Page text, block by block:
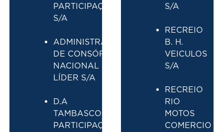
PARTICIPAÇÕES
S/A
ADMINISTRADORA
DE CONSÓRCIO
NACIONAL
LÍDER S/A
D.A
TAMBASCO
PARTICIPAÇÕES
S/A
RECREIO
B. H.
VEICULOS
S/A
RECREIO
RIO
MOTOS
COMERCIO